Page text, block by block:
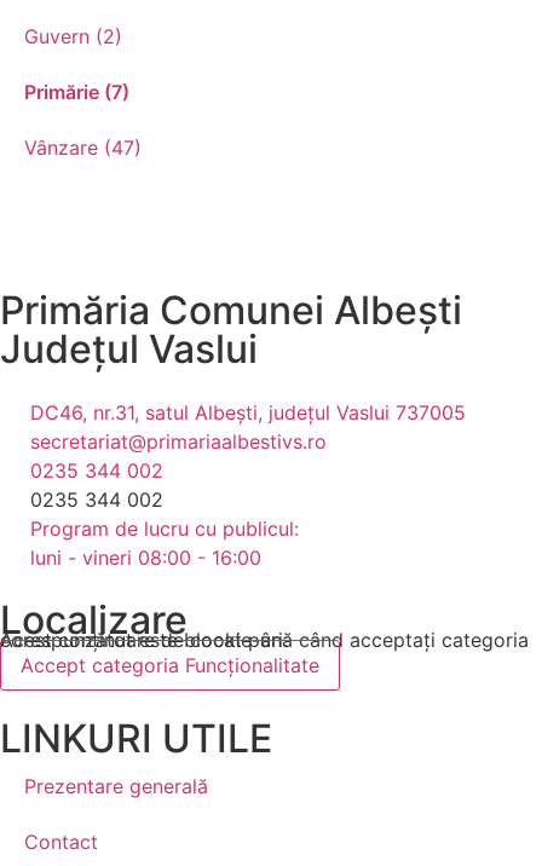
Guvern (2)
Primărie (7)
Vânzare (47)
Primăria Comunei Albești
Județul Vaslui
DC46, nr.31, satul Albești, județul Vaslui 737005
secretariat@primariaalbestivs.ro
0235 344 002
0235 344 002
Program de lucru cu publicul:
luni - vineri 08:00 - 16:00
Localizare
Acest conținut este blocat până când acceptați categoria corespunzătoare de cookie-uri.
Accept categoria Funcționalitate
LINKURI UTILE
Prezentare generală
Contact